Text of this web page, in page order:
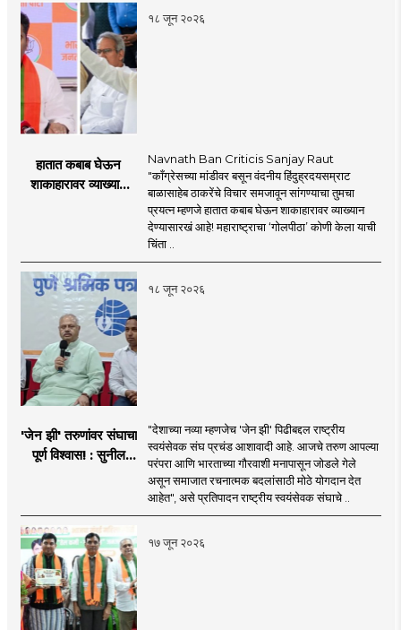
१८ जून २०२६
हातात कबाब घेऊन
शाकाहारावर व्याख्यान
Navnath Ban Criticis Sanjay Raut
"काँग्रेसच्या मांडीवर बसून वंदनीय हिंदुह्रदयसम्राट
बाळासाहेब ठाकरेंचे विचार समजावून सांगण्याचा तुमचा
प्रयत्न म्हणजे हातात कबाब घेऊन शाकाहारावर व्याख्यान
देण्यासारखं आहे! महाराष्ट्राचा ‘गोलपीठा’ कोणी केला याची
चिंता ..
१८ जून २०२६
'जेन झी' तरुणांवर संघाचा
पूर्ण विश्वास! : सुनील
"देशाच्या नव्या म्हणजेच 'जेन झी' पिढीबद्दल राष्ट्रीय
स्वयंसेवक संघ प्रचंड आशावादी आहे. आजचे तरुण आपल्या
परंपरा आणि भारताच्या गौरवाशी मनापासून जोडले गेले
असून समाजात रचनात्मक बदलांसाठी मोठे योगदान देत
आहेत", असे प्रतिपादन राष्ट्रीय स्वयंसेवक संघाचे ..
१७ जून २०२६